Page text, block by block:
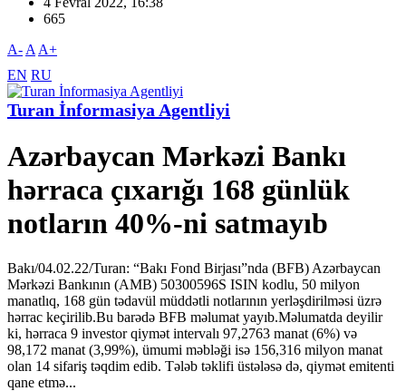
665
A- A A+
EN RU
Turan İnformasiya Agentliyi
Azərbaycan Mərkəzi Bankı
hərraca çıxarığı 168 günlük
notların 40%-ni satmayıb
Bakı/04.02.22/Turan: “Bakı Fond Birjası”nda (BFB) Azərbaycan
Mərkəzi Bankının (AMB) 50300596S ISIN kodlu, 50 milyon
manatlıq, 168 gün tədavül müddətli notlarının yerləşdirilməsi üzrə
hərrac keçirilib.Bu barədə BFB məlumat yayıb.Məlumatda deyilir
ki, hərraca 9 investor qiymət intervalı 97,2763 manat (6%) və
98,172 manat (3,99%), ümumi məbləği isə 156,316 milyon manat
olan 14 sifariş təqdim edib. Tələb təklifi üstələsə də, qiymət emitenti
qane etmə...